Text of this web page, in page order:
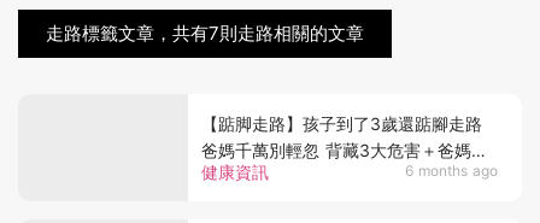
走路標籤文章，共有7則走路相關的文章
健康資訊 6 months ago
【踮脚走路】孩子到了3歲還踮腳走路
爸媽千萬別輕忽 背藏3大危害＋爸媽必
知居家引導方法